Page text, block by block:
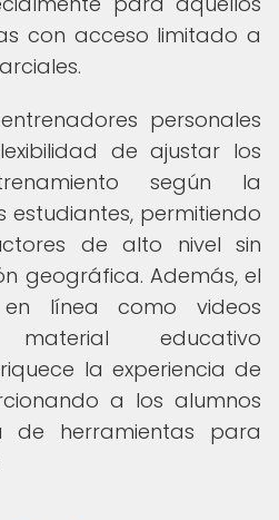
con acceso limitado a
personales
de ajustar los
según la
estudiantes, permitiendo
de alto nivel sin
geográfica. Además, el
línea como videos
educativo
la experiencia de
a los alumnos
herramientas para